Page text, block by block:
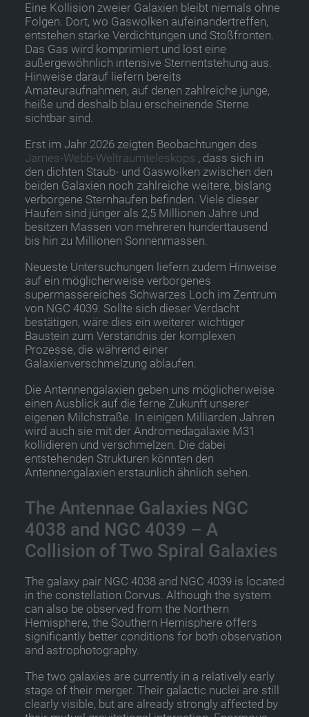
Eine Kollision zweier Galaxien bleibt niemals ohne
Folgen. Dort, wo Gaswolken aufeinandertreffen,
entstehen starke Verdichtungen und Stoßfronten.
Das Gas wird komprimiert und löst eine
außergewöhnlich intensive Sternentstehung aus.
Hinweise darauf liefern bereits
Amateuraufnahmen, auf denen zahlreiche junge,
heiße und deshalb blau erscheinende Sterne
sichtbar sind.
Erst im Jahr 2026 zeigten Beobachtungen des
James-Webb-Weltraumteleskops , dass sich in
den dichten Staub- und Gaswolken zwischen den
beiden Galaxien noch zahlreiche weitere, bislang
verborgene Sternhaufen befinden. Viele dieser
Haufen sind jünger als 2,5 Millionen Jahre und
besitzen Massen von mehreren hunderttausend
bis hin zu Millionen Sonnenmassen.
Neueste Untersuchungen liefern zudem Hinweise
auf ein möglicherweise verborgenes
supermassereiches Schwarzes Loch im Zentrum
von NGC 4039. Sollte sich dieser Verdacht
bestätigen, wäre dies ein weiterer wichtiger
Baustein zum Verständnis der komplexen
Prozesse, die während einer
Galaxienverschmelzung ablaufen.
Die Antennengalaxien geben uns möglicherweise
einen Ausblick auf die ferne Zukunft unserer
eigenen Milchstraße. In einigen Milliarden Jahren
wird auch sie mit der Andromedagalaxie M31
kollidieren und verschmelzen. Die dabei
entstehenden Strukturen könnten den
Antennengalaxien erstaunlich ähnlich sehen.
The Antennae Galaxies NGC
4038 and NGC 4039 – A
Collision of Two Spiral Galaxies
The galaxy pair NGC 4038 and NGC 4039 is located
in the constellation Corvus. Although the system
can also be observed from the Northern
Hemisphere, the Southern Hemisphere offers
significantly better conditions for both observation
and astrophotography.
The two galaxies are currently in a relatively early
stage of their merger. Their galactic nuclei are still
clearly visible, but are already strongly affected by